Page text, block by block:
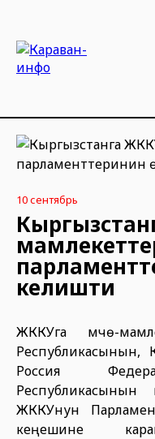
10 сентябрь
келишти
ЖККУга мүчө-
Республикасынын,
Россия
Республикасынын
ЖККУнун
кеңешине